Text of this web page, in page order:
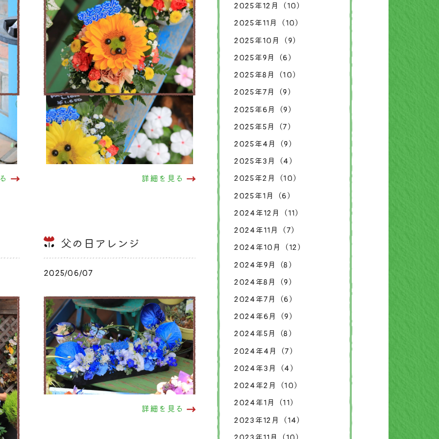
詳細を見る
父の日アレンジ
2025/06/07
詳細を見る
2025年12月（10）
2025年11月（10）
2025年10月（9）
2025年9月（6）
2025年8月（10）
2025年7月（9）
2025年6月（9）
2025年5月（7）
2025年4月（9）
2025年3月（4）
2025年2月（10）
2025年1月（6）
2024年12月（11）
2024年11月（7）
2024年10月（12）
2024年9月（8）
2024年8月（9）
2024年7月（6）
2024年6月（9）
2024年5月（8）
2024年4月（7）
2024年3月（4）
2024年2月（10）
2024年1月（11）
2023年12月（14）